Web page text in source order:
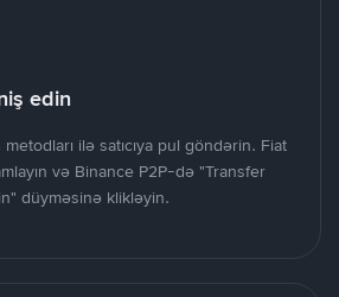
edin
ilə satıcıya pul göndərin. Fiat
və Binance P2P-də "Transfer
düyməsinə klikləyin.